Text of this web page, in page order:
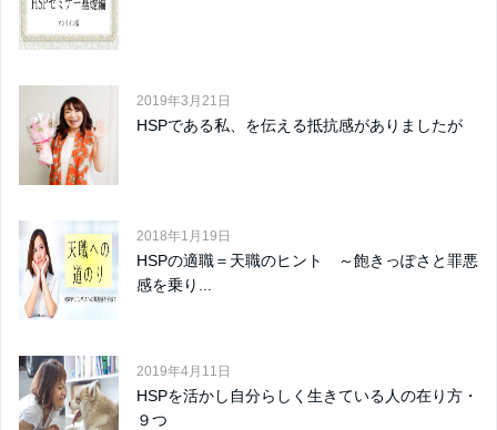
2019年3月21日
HSPである私、を伝える抵抗感がありましたが
2018年1月19日
HSPの適職＝天職のヒント ～飽きっぽさと罪悪
感を乗り...
2019年4月11日
HSPを活かし自分らしく生きている人の在り方・
９つ